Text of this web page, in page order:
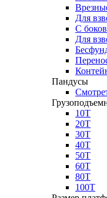
Для
С
Для
Пандусы
10Т
20Т
30Т
40Т
50Т
60Т
80Т
100Т